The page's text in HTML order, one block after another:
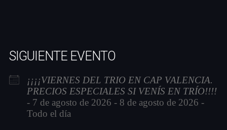
SIGUIENTE EVENTO
¡¡¡¡VIERNES DEL TRIO EN CAP VALENCIA.
PRECIOS ESPECIALES SI VENÍS EN TRÍO!!!!
- 7 de agosto de 2026 - 8 de agosto de 2026 -
Todo el día